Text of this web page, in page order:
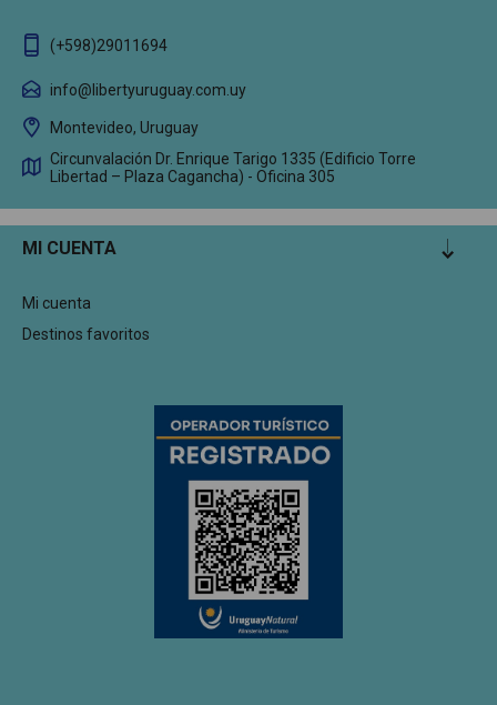
(+598)29011694
info@libertyuruguay.com.uy
Montevideo, Uruguay
Circunvalación Dr. Enrique Tarigo 1335 (Edificio Torre
Libertad – Plaza Cagancha) - Oficina 305
MI CUENTA
Mi cuenta
Destinos favoritos